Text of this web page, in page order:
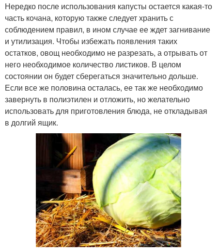
Нередко после использования капусты остается какая-то
часть кочана, которую также следует хранить с
соблюдением правил, в ином случае ее ждет загнивание
и утилизация. Чтобы избежать появления таких
остатков, овощ необходимо не разрезать, а отрывать от
него необходимое количество листиков. В целом
состоянии он будет сберегаться значительно дольше.
Если все же половина осталась, ее так же необходимо
завернуть в полиэтилен и отложить, но желательно
использовать для приготовления блюда, не откладывая
в долгий ящик.